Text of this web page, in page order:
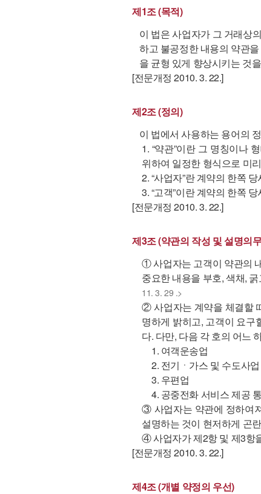
제1조 (목적)
이 법은 사업자가 그 거래상
하고 불공정한 내용의 약관
을 균형 있게 향상시키는 것
[전문개정 2010. 3. 22.]
제2조 (정의)
이 법에서 사용하는 용어의
1. “약관”이란 그 명칭이나
위하여 일정한 형식으로 미
2. “사업자”란 계약의 한쪽
3. “고객”이란 계약의 한쪽
[전문개정 2010. 3. 22.]
제3조 (약관의 작성 및 설명의
① 사업자는 고객이 약관의
중요한 내용을 부호, 색채,
11. 3. 29 .>
② 사업자는 계약을 체결할
명하게 밝히고, 고객이 요
다. 다만, 다음 각 호의 어느
1. 여객운송업
2. 전기ㆍ가스 및 수도사업
3. 우편업
4. 공중전화 서비스 제공
③ 사업자는 약관에 정하여
설명하는 것이 현저하게 곤
④ 사업자가 제2항 및 제3항
[전문개정 2010. 3. 22.]
제4조 (개별 약정의 우선)